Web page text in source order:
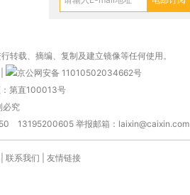
转载、摘编、复制及建立镜像等任何使用。
京公网安备 11010502034662号
第直100013号
必究
13195200605 举报邮箱：laixin@caixin.com
联系我们 友情链接